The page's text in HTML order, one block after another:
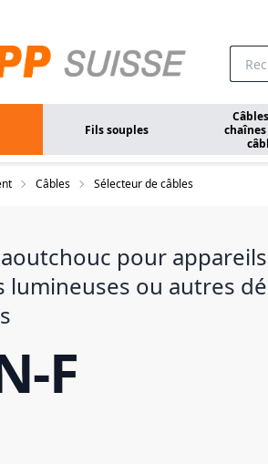
Fils souples
Câbles Sélecteur de câbles
pour
lumineuses ou autres
F